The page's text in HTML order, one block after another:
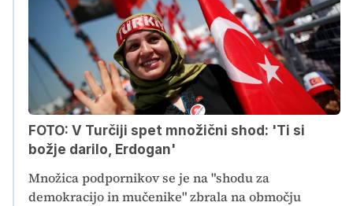
FOTO: V Turčiji spet množični shod: 'Ti si
božje darilo, Erdogan'
Množica podpornikov se je na "shodu za
demokracijo in mučenike" zbrala na območju